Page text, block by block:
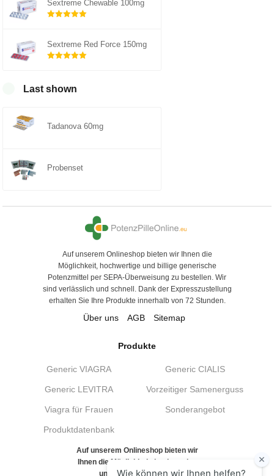
Sextreme Chewable 100mg
5
Sextreme Red Force 150mg
Last shown
Tadanova 60mg
Probenset
Auf unserem Onlineshop bieten wir Ihnen die
Möglichkeit, hochwertige und billige generische
Potenzmittel per SEPA-Überweisung zu bestellen. Wir
sind verlässlich und schnell. Dank der Expresszustellung
erhalten Sie Ihre Produkte innerhalb von 72 Stunden.
Über uns AGB Sitemap
Produkte
Generic VIAGRA Generic CIALIS
Generic LEVITRA Vorzeitiger Samenerguss
Viagra für Frauen Sonderangebot
Produktdatenbank
Auf unserem Onlineshop bieten wir
Ihnen die Möglichkeit, hochwertige
und billige generische